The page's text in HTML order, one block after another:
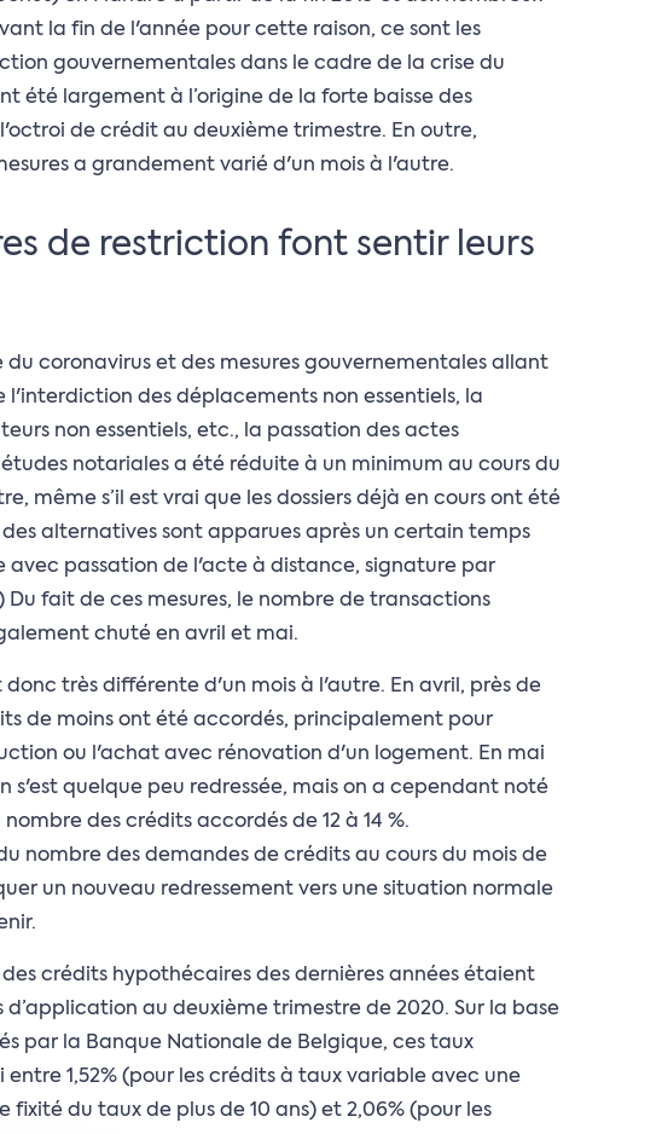
la fin de l'année pour cette raison, ce sont les
gouvernementales dans le cadre de la crise du
été largement à l’origine de la forte baisse des
de crédit au deuxième trimestre. En outre,
a grandement varié d'un mois à l'autre.
de restriction font sentir leurs
du coronavirus et des mesures gouvernementales allant
l'interdiction des déplacements non essentiels, la
non essentiels, etc., la passation des actes
notariales a été réduite à un minimum au cours du
même s’il est vrai que les dossiers déjà en cours ont été
des alternatives sont apparues après un certain temps
avec passation de l'acte à distance, signature par
fait de ces mesures, le nombre de transactions
chuté en avril et mai.
très différente d'un mois à l'autre. En avril, près de
de moins ont été accordés, principalement pour
ou l'achat avec rénovation d'un logement. En mai
s'est quelque peu redressée, mais on a cependant noté
des crédits accordés de 12 à 14 %.
nombre des demandes de crédits au cours du mois de
un nouveau redressement vers une situation normale
des crédits hypothécaires des dernières années étaient
au deuxième trimestre de 2020. Sur la base
par la Banque Nationale de Belgique, ces taux
1,52% (pour les crédits à taux variable avec une
fixité du taux de plus de 10 ans) et 2,06% (pour les